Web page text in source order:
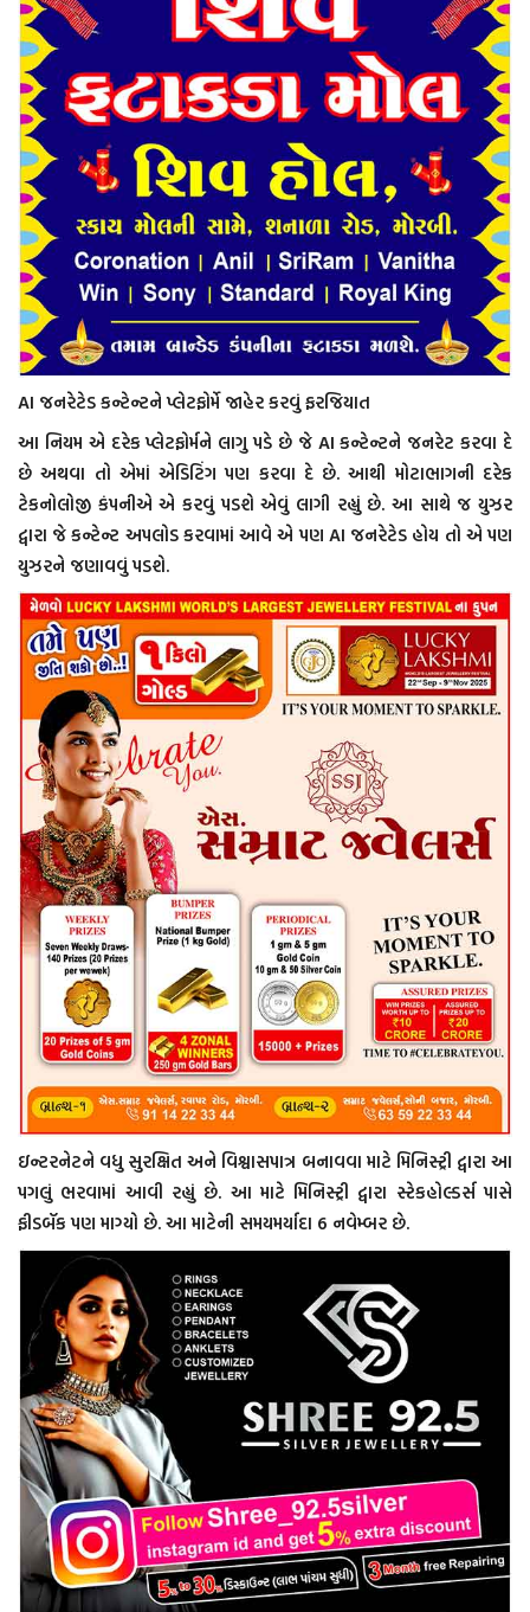
AI જનરેટેડ કન્ટેન્ટને પ્લેટફોર્મે જાહેર કરવું ફરજિયાત
આ નિયમ એ દરેક પ્લેટફોર્મને લાગુ પડે છે જે AI કન્ટેન્ટને જનરેટ કરવા દે
છે અથવા તો એમાં એડિટિંગ પણ કરવા દે છે. આથી મોટાભાગની દરેક
ટેકનોલોજી કંપનીએ એ કરવું પડશે એવું લાગી રહ્યું છે. આ સાથે જ યુઝર
દ્વારા જે કન્ટેન્ટ અપલોડ કરવામાં આવે એ પણ AI જનરેટેડ હોય તો એ પણ
યુઝરને જણાવવું પડશે.
ઇન્ટરનેટને વધુ સુરક્ષિત અને વિશ્વાસપાત્ર બનાવવા માટે મિનિસ્ટ્રી દ્વારા આ
પગલું ભરવામાં આવી રહ્યું છે. આ માટે મિનિસ્ટ્રી દ્વારા સ્ટેકહોલ્ડર્સ પાસે
ફીડબૅક પણ માગ્યો છે. આ માટેની સમયમર્યાદા 6 નવેમ્બર છે.